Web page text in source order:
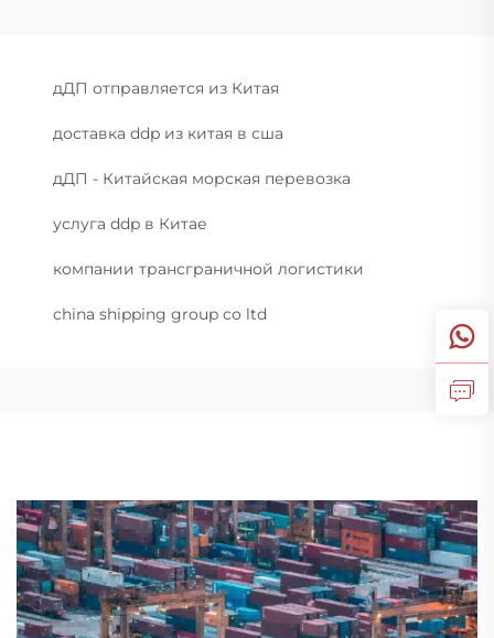
дДП отправляется из Китая
доставка ddp из китая в сша
дДП - Китайская морская перевозка
услуга ddp в Китае
компании трансграничной логистики
china shipping group co ltd